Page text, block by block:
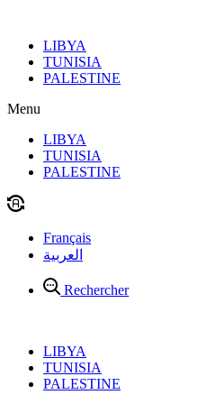
contenuLIBYA
TUNISIA
PALESTINE
Menu
LIBYA
TUNISIA
PALESTINE
Français
العربية
Rechercher
LIBYA
TUNISIA
PALESTINE